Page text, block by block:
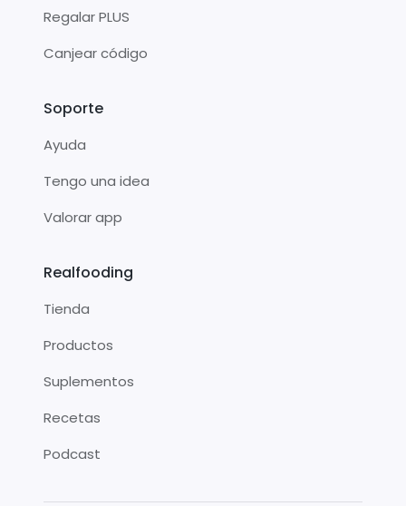
Regalar PLUS
Canjear código
Soporte
Ayuda
Tengo una idea
Valorar app
Realfooding
Tienda
Productos
Suplementos
Recetas
Podcast